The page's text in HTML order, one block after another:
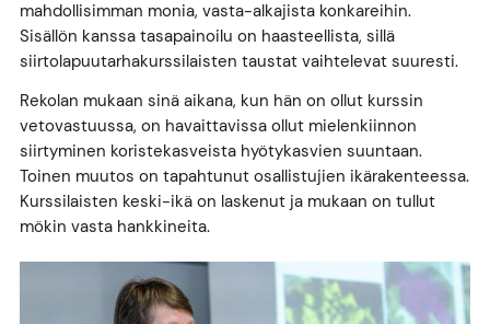
mahdollisimman monia, vasta-alkajista konkareihin.
Sisällön kanssa tasapainoilu on haasteellista, sillä
siirtolapuutarhakurssilaisten taustat vaihtelevat suuresti.
Rekolan mukaan sinä aikana, kun hän on ollut kurssin
vetovastuussa, on havaittavissa ollut mielenkiinnon
siirtyminen koristekasveista hyötykasvien suuntaan.
Toinen muutos on tapahtunut osallistujien ikärakenteessa.
Kurssilaisten keski-ikä on laskenut ja mukaan on tullut
mökin vasta hankkineita.